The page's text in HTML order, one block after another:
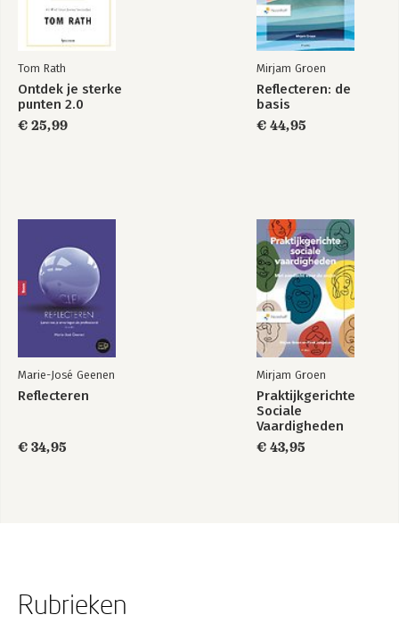
Tom Rath
Ontdek je sterke
punten 2.0
€ 25,99
Mirjam Groen
Reflecteren: de
basis
€ 44,95
Marie-José Geenen
Reflecteren
€ 34,95
Mirjam Groen
Praktijkgerichte
Sociale
Vaardigheden
€ 43,95
Rubrieken